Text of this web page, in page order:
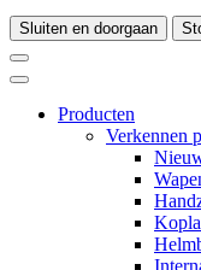
Sluiten en doorgaan
Producten
Verkennen